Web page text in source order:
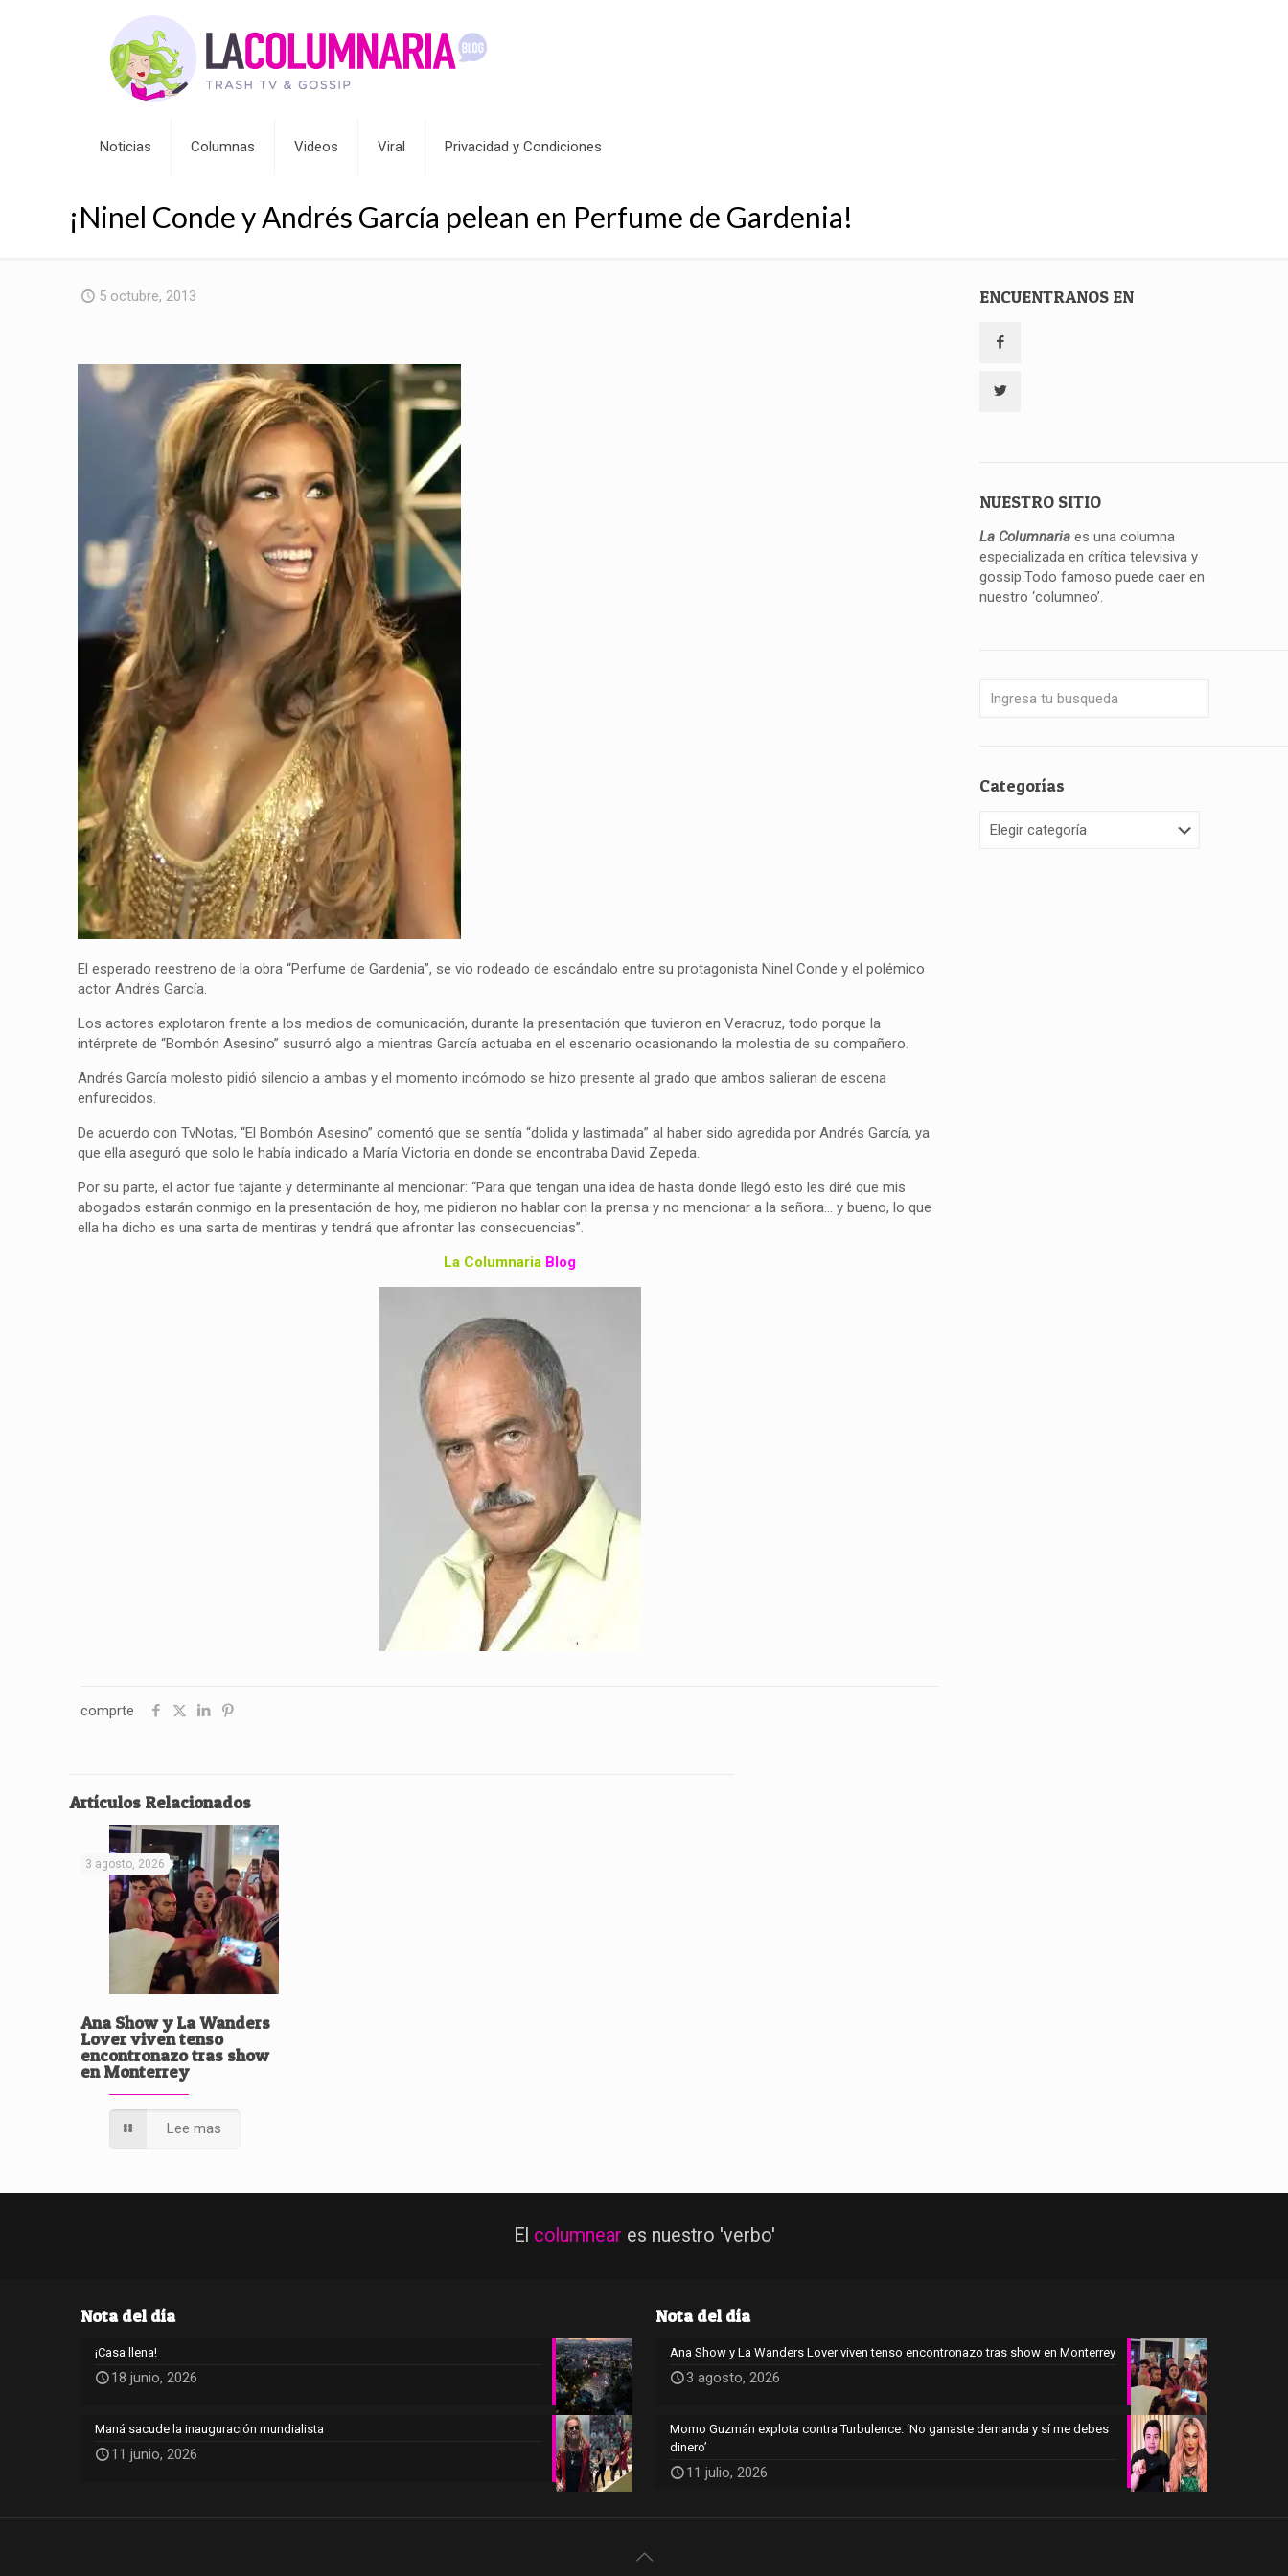
Noticias Columnas Videos Viral Privacidad y Condiciones
¡Ninel Conde y Andrés García pelean en Perfume de Gardenia!
5 octubre, 2013
El esperado reestreno de la obra “Perfume de Gardenia”, se vio rodeado de escándalo entre su protagonista Ninel Conde y el polémico
actor Andrés García.
Los actores explotaron frente a los medios de comunicación, durante la presentación que tuvieron en Veracruz, todo porque la
intérprete de “Bombón Asesino” susurró algo a mientras García actuaba en el escenario ocasionando la molestia de su compañero.
Andrés García molesto pidió silencio a ambas y el momento incómodo se hizo presente al grado que ambos salieran de escena
enfurecidos.
De acuerdo con TvNotas, “El Bombón Asesino” comentó que se sentía “dolida y lastimada” al haber sido agredida por Andrés García, ya
que ella aseguró que solo le había indicado a María Victoria en donde se encontraba David Zepeda.
Por su parte, el actor fue tajante y determinante al mencionar: “Para que tengan una idea de hasta donde llegó esto les diré que mis
abogados estarán conmigo en la presentación de hoy, me pidieron no hablar con la prensa y no mencionar a la señora… y bueno, lo que
ella ha dicho es una sarta de mentiras y tendrá que afrontar las consecuencias”.
La Columnaria Blog
comprte
Artículos Relacionados
3 agosto, 2026
Ana Show y La Wanders
Lover viven tenso
encontronazo tras show
en Monterrey
Lee mas
ENCUENTRANOS EN
NUESTRO SITIO
La Columnaria es una columna
especializada en crítica televisiva y
gossip.Todo famoso puede caer en
nuestro ‘columneo’.
Categorías
El columnear es nuestro 'verbo'
Nota del día
¡Casa llena!
18 junio, 2026
Maná sacude la inauguración mundialista
11 junio, 2026
Nota del día
Ana Show y La Wanders Lover viven tenso encontronazo tras show en Monterrey
3 agosto, 2026
Momo Guzmán explota contra Turbulence: ‘No ganaste demanda y sí me debes
dinero’
11 julio, 2026